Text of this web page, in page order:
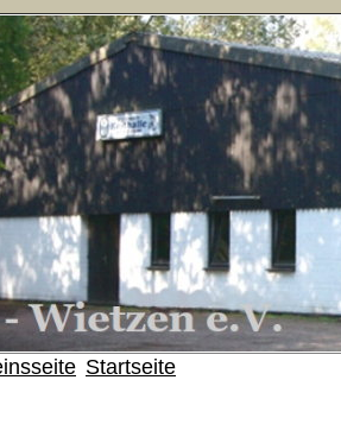
Startseite